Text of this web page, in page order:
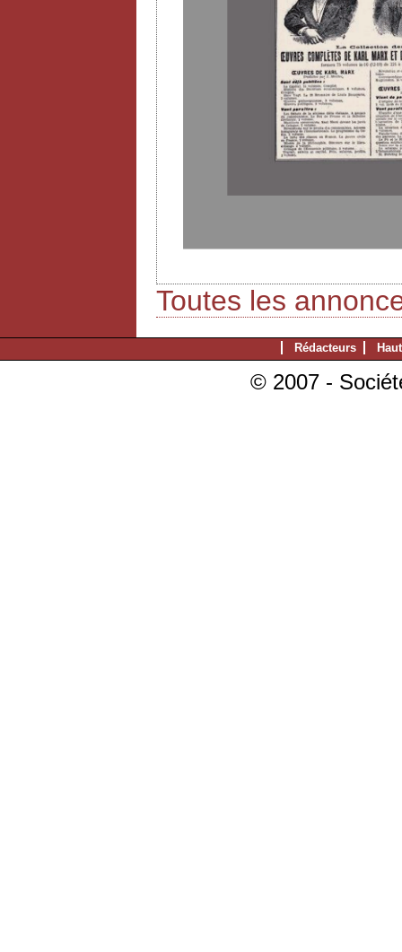
Toutes les
Rédacteurs
© 2007 -